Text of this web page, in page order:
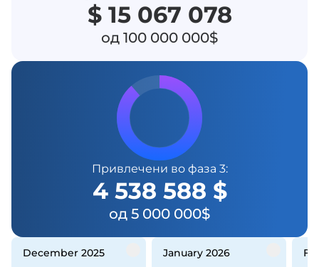
$ 15 067 078
од 100 000 000$
Привлечени во фаза 3:
4 538 588 $
од 5 000 000$
December 2025
January 2026